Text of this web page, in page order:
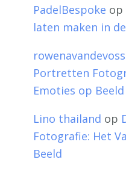
PadelBespoke op
laten maken in
Portretten
Emoties op Beeld
Lino thailand op
Fotografie: Het
Beeld